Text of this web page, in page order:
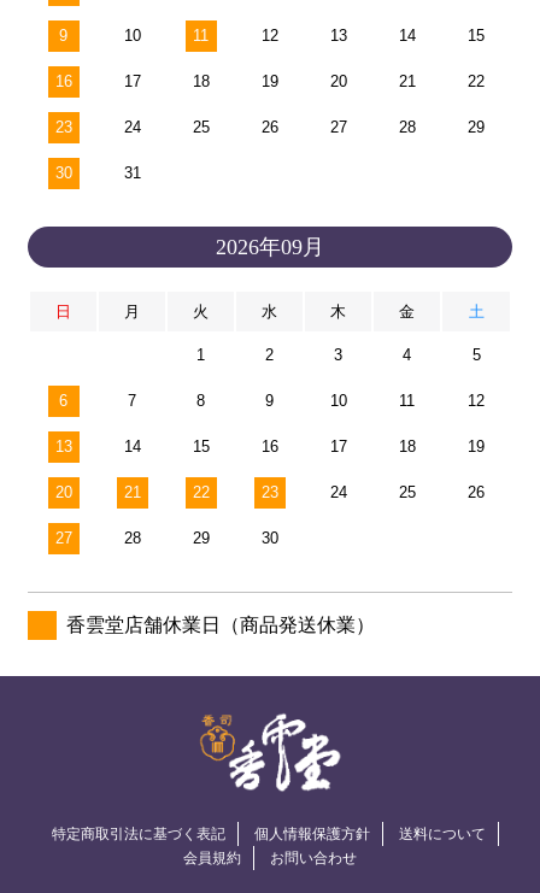
9 10 11 12 13 14 15
16 17 18 19 20 21 22
23 24 25 26 27 28 29
30 31
2026年09月
日 月 火 水 木 金 土
1 2 3 4 5
6 7 8 9 10 11 12
13 14 15 16 17 18 19
20 21 22 23 24 25 26
27 28 29 30
香雲堂店舗休業日（商品発送休業）
特定商取引法に基づく表記 個人情報保護方針
送料について
会員規約
お問い合わせ